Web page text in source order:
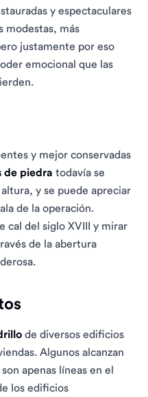
y espectaculares
modestas, más
justamente por eso
emocional que las
y mejor conservadas
de piedra todavía se
y se puede apreciar
de la operación.
cal del siglo XVIII y mirar
de la abertura
de diversos edificios
Algunos alcanzan
apenas líneas en el
los edificios